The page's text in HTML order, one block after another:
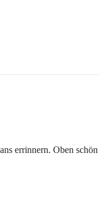
errinnern. Oben